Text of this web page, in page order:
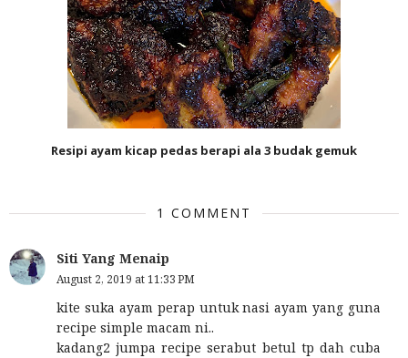
Resipi ayam kicap pedas berapi ala 3 budak gemuk
1 COMMENT
Siti Yang Menaip
August 2, 2019 at 11:33 PM
kite suka ayam perap untuk nasi ayam yang guna
recipe simple macam ni..
kadang2 jumpa recipe serabut betul tp dah cuba